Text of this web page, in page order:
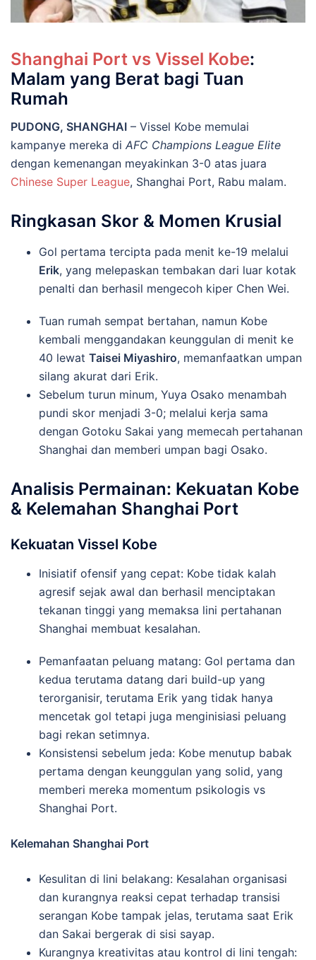
Shanghai Port vs Vissel Kobe:
Malam yang Berat bagi Tuan
Rumah
PUDONG, SHANGHAI – Vissel Kobe memulai
kampanye mereka di AFC Champions League Elite
dengan kemenangan meyakinkan 3-0 atas juara
Chinese Super League, Shanghai Port, Rabu malam.
Ringkasan Skor & Momen Krusial
Gol pertama tercipta pada menit ke-19 melalui
Erik, yang melepaskan tembakan dari luar kotak
penalti dan berhasil mengecoh kiper Chen Wei.
Tuan rumah sempat bertahan, namun Kobe
kembali menggandakan keunggulan di menit ke
40 lewat Taisei Miyashiro, memanfaatkan umpan
silang akurat dari Erik.
Sebelum turun minum, Yuya Osako menambah
pundi skor menjadi 3-0; melalui kerja sama
dengan Gotoku Sakai yang memecah pertahanan
Shanghai dan memberi umpan bagi Osako.
Analisis Permainan: Kekuatan Kobe
& Kelemahan Shanghai Port
Kekuatan Vissel Kobe
Inisiatif ofensif yang cepat: Kobe tidak kalah
agresif sejak awal dan berhasil menciptakan
tekanan tinggi yang memaksa lini pertahanan
Shanghai membuat kesalahan.
Pemanfaatan peluang matang: Gol pertama dan
kedua terutama datang dari build-up yang
terorganisir, terutama Erik yang tidak hanya
mencetak gol tetapi juga menginisiasi peluang
bagi rekan setimnya.
Konsistensi sebelum jeda: Kobe menutup babak
pertama dengan keunggulan yang solid, yang
memberi mereka momentum psikologis vs
Shanghai Port.
Kelemahan Shanghai Port
Kesulitan di lini belakang: Kesalahan organisasi
dan kurangnya reaksi cepat terhadap transisi
serangan Kobe tampak jelas, terutama saat Erik
dan Sakai bergerak di sisi sayap.
Kurangnya kreativitas atau kontrol di lini tengah: